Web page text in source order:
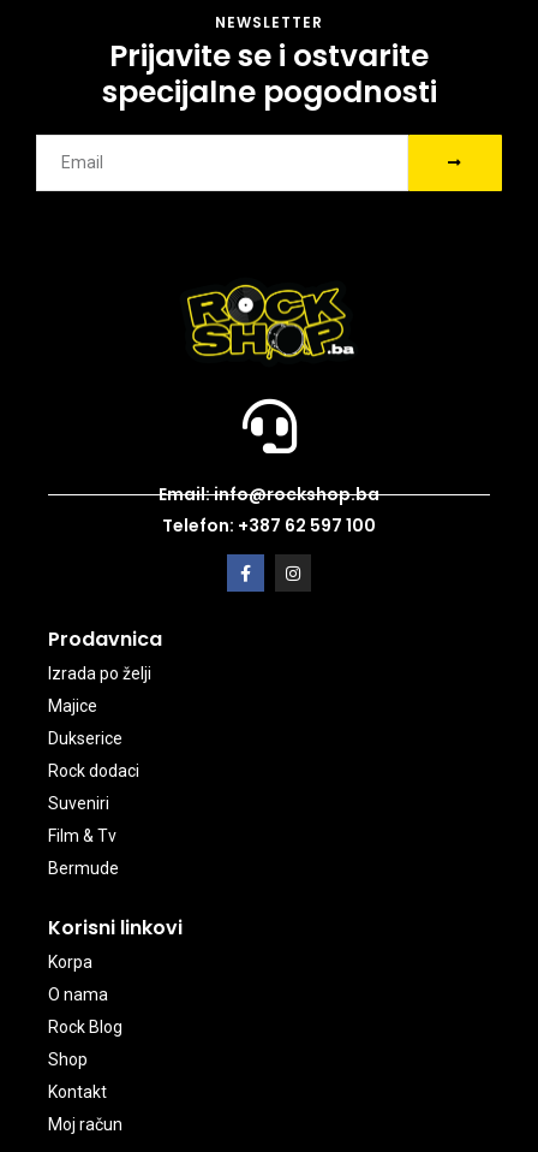
NEWSLETTER
Prijavite se i ostvarite
specijalne pogodnosti
Email: info@rockshop.ba
Telefon: +387 62 597 100
Prodavnica
Izrada po želji
Majice
Dukserice
Rock dodaci
Suveniri
Film & Tv
Bermude
Korisni linkovi
Korpa
O nama
Rock Blog
Shop
Kontakt
Moj račun